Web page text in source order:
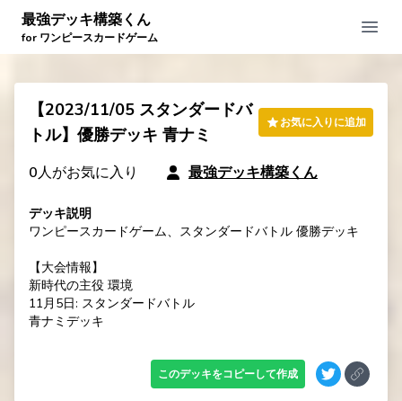
最強デッキ構築くん
for ワンピースカードゲーム
【2023/11/05 スタンダードバ
トル】優勝デッキ 青ナミ
お気に入りに追加
0人がお気に入り 最強デッキ構築くん
デッキ説明
ワンピースカードゲーム、スタンダードバトル 優勝デッキ
【大会情報】
新時代の主役 環境
11月5日: スタンダードバトル
青ナミデッキ
このデッキをコピーして作成